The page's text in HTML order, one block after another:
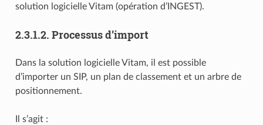
solution logicielle Vitam (opération d’INGEST).
2.3.1.2. Processus d’import
Dans la solution logicielle Vitam, il est possible
d’importer un SIP, un plan de classement et un arbre de
positionnement.
Il s’agit :